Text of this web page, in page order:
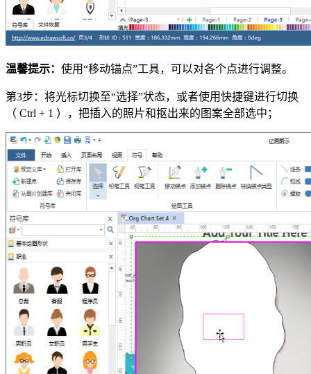
温馨提示： 使用“移动锚点”工具，可以对各个点进行调整。
第3步：将光标切换至“选择”状态，或者使用快捷键进行切换
（ Ctrl + 1 ），把插入的照片和抠出来的图案全部选中；